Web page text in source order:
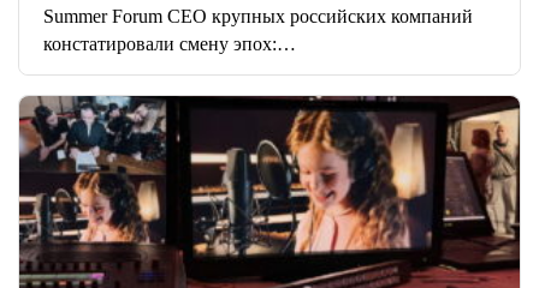
Summer Forum CEO крупных российских компаний
констатировали смену эпох:…